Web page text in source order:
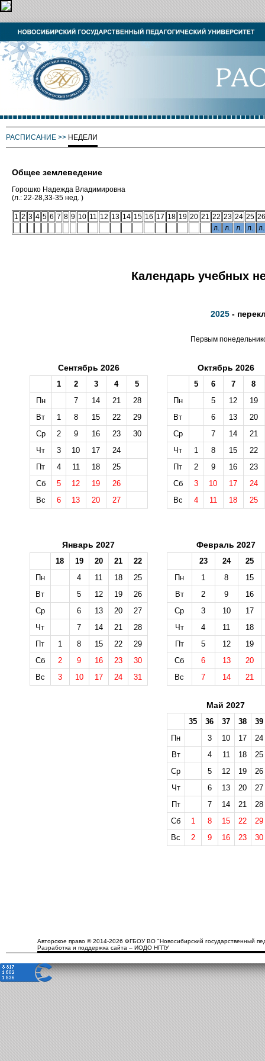
РАСПИСАНИЕ >> НЕДЕЛИ
Общее землеведение
Горошко Надежда Владимировна
(л.: 22-28,33-35 нед. )
1 2 3 4 5 6 7 8 9 10 11 12 13 14 15 16 17 18 19 20 21 22 23 24 25 26
л.
л. л. л. л.
Календарь учебных
2025 -
Первым
Сентябрь 2026
1 2 3 4
5
Пн
7 14 21
28
Вт
1 8 15 22
29
Ср
2 9 16 23
30
Чт
3 10 17
24
Пт
4 11 18
25
Сб
5 12 19
26
Вс
6 13 20 27
Октябрь 2026
5 6 7
8
Пн
5 12
19
Вт
6 13
20
Ср
7 14
21
Чт
1 8 15
22
Пт
2 9 16
23
Сб
3 10 17
24
Вс
4 11 18 25
Январь 2027
18 19 20 21
22
Пн
4 11 18
25
Вт
5 12 19
26
Ср
6 13 20
27
Чт
7 14 21
28
Пт
1 8 15 22
29
Сб
2 9 16 23
30
Вс
3 10 17 24 31
Февраль 2027
23 24
25
Пн
1 8
15
Вт
2 9
16
Ср
3 10
17
Чт
4 11
18
Пт
5 12
19
Сб
6 13
20
Вс
7 14 21
Май 2027
35 36 37 38
39
Пн
3 10 17
24
Вт
4 11 18
25
Ср
5 12 19
26
Чт
6 13 20
27
Пт
7 14 21
28
Сб
1 8 15 22
29
Вс
2 9 16 23 30
Авторское право © 2014-2026 ФГБОУ ВО "Новосибирский государственный
Разработка и поддержка сайта – ИОДО НГПУ